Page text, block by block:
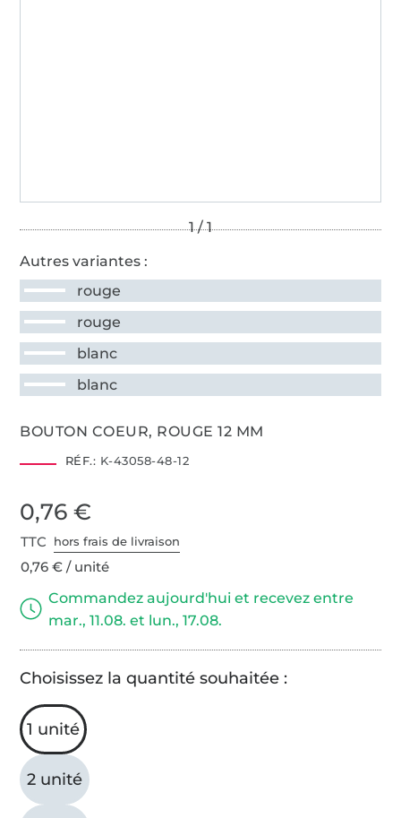
Autres variantes :
rouge
rouge
blanc
blanc
BOUTON COEUR, ROUGE 12 MM
RÉF.: K-43058-48-12
0,76 €
TTC hors frais de livraison
0,76 € / unité
Commandez aujourd'hui et recevez entre
mar., 11.08. et lun., 17.08.
Choisissez la quantité souhaitée :
1 unité
2 unité